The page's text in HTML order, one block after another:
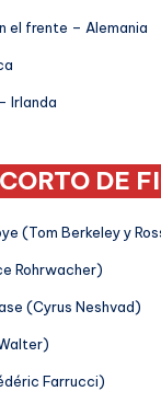
el frente – Alemania
Irlanda
DE
(Tom Berkeley y
Rohrwacher)
(Cyrus Neshvad)
Farrucci)